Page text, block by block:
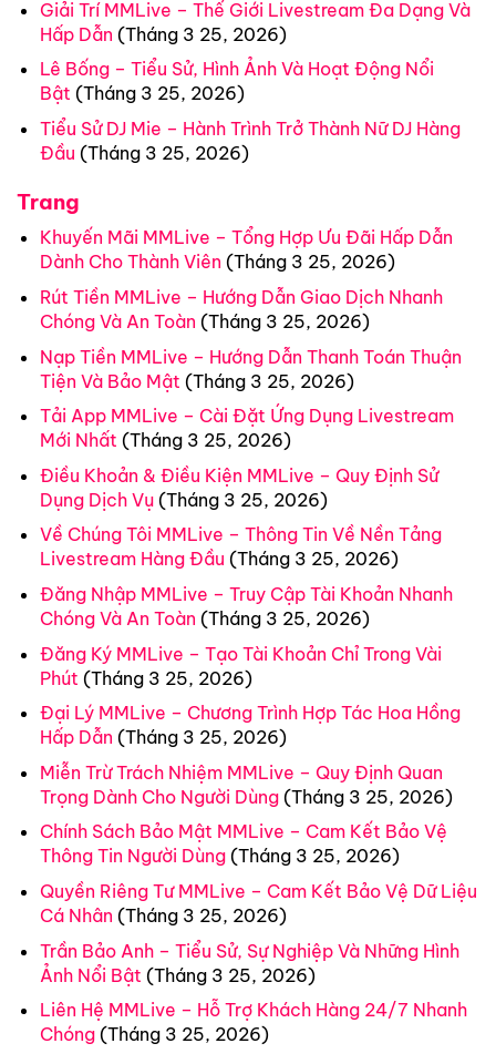
Giải Trí MMLive – Thế Giới Livestream Đa Dạng Và
Hấp Dẫn (Tháng 3 25, 2026)
Lê Bống – Tiểu Sử, Hình Ảnh Và Hoạt Động Nổi
Bật (Tháng 3 25, 2026)
Tiểu Sử DJ Mie – Hành Trình Trở Thành Nữ DJ Hàng
Đầu (Tháng 3 25, 2026)
Trang
Khuyến Mãi MMLive – Tổng Hợp Ưu Đãi Hấp Dẫn
Dành Cho Thành Viên (Tháng 3 25, 2026)
Rút Tiền MMLive – Hướng Dẫn Giao Dịch Nhanh
Chóng Và An Toàn (Tháng 3 25, 2026)
Nạp Tiền MMLive – Hướng Dẫn Thanh Toán Thuận
Tiện Và Bảo Mật (Tháng 3 25, 2026)
Tải App MMLive – Cài Đặt Ứng Dụng Livestream
Mới Nhất (Tháng 3 25, 2026)
Điều Khoản & Điều Kiện MMLive – Quy Định Sử
Dụng Dịch Vụ(Tháng 3 25, 2026)
Về Chúng Tôi MMLive – Thông Tin Về Nền Tảng
Livestream Hàng Đầu (Tháng 3 25, 2026)
Đăng Nhập MMLive – Truy Cập Tài Khoản Nhanh
Chóng Và An Toàn (Tháng 3 25, 2026)
Đăng Ký MMLive – Tạo Tài Khoản Chỉ Trong Vài
Phút (Tháng 3 25, 2026)
Đại Lý MMLive – Chương Trình Hợp Tác Hoa Hồng
Hấp Dẫn (Tháng 3 25, 2026)
Miễn Trừ Trách Nhiệm MMLive – Quy Định Quan
Trọng Dành Cho Người Dùng(Tháng 3 25, 2026)
Chính Sách Bảo Mật MMLive – Cam Kết Bảo Vệ
Thông Tin Người Dùng(Tháng 3 25, 2026)
Quyền Riêng Tư MMLive – Cam Kết Bảo Vệ Dữ Liệu
Cá Nhân (Tháng 3 25, 2026)
Trần Bảo Anh – Tiểu Sử, Sự Nghiệp Và Những Hình
Ảnh Nổi Bật (Tháng 3 25, 2026)
Liên Hệ MMLive – Hỗ Trợ Khách Hàng 24/7 Nhanh
Chóng(Tháng 3 25, 2026)